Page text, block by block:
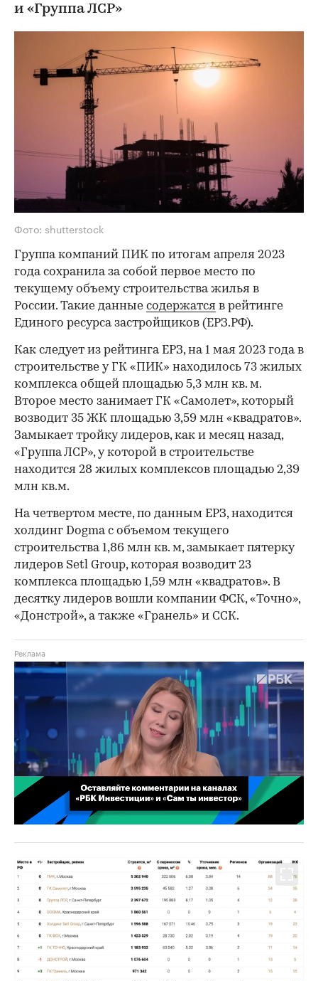
и «Группа ЛСР»
Фото: shutterstock
Группа компаний ПИК по итогам апреля 2023
года сохранила за собой первое место по
текущему объему строительства жилья в
России. Такие данные содержатся в рейтинге
Единого ресурса застройщиков (ЕРЗ.РФ).
Как следует из рейтинга ЕРЗ, на 1 мая 2023 года в
строительстве у ГК «ПИК» находилось 73 жилых
комплекса общей площадью 5,3 млн кв. м.
Второе место занимает ГК «Самолет», который
возводит 35 ЖК площадью 3,59 млн «квадратов».
Замыкает тройку лидеров, как и месяц назад,
«Группа ЛСР», у которой в строительстве
находится 28 жилых комплексов площадью 2,39
млн кв.м.
На четвертом месте, по данным ЕРЗ, находится
холдинг Dogma с объемом текущего
строительства 1,86 млн кв. м, замыкает пятерку
лидеров Setl Group, которая возводит 23
комплекса площадью 1,59 млн «квадратов». В
десятку лидеров вошли компании ФСК, «Точно»,
«Донстрой», а также «Гранель» и ССК.